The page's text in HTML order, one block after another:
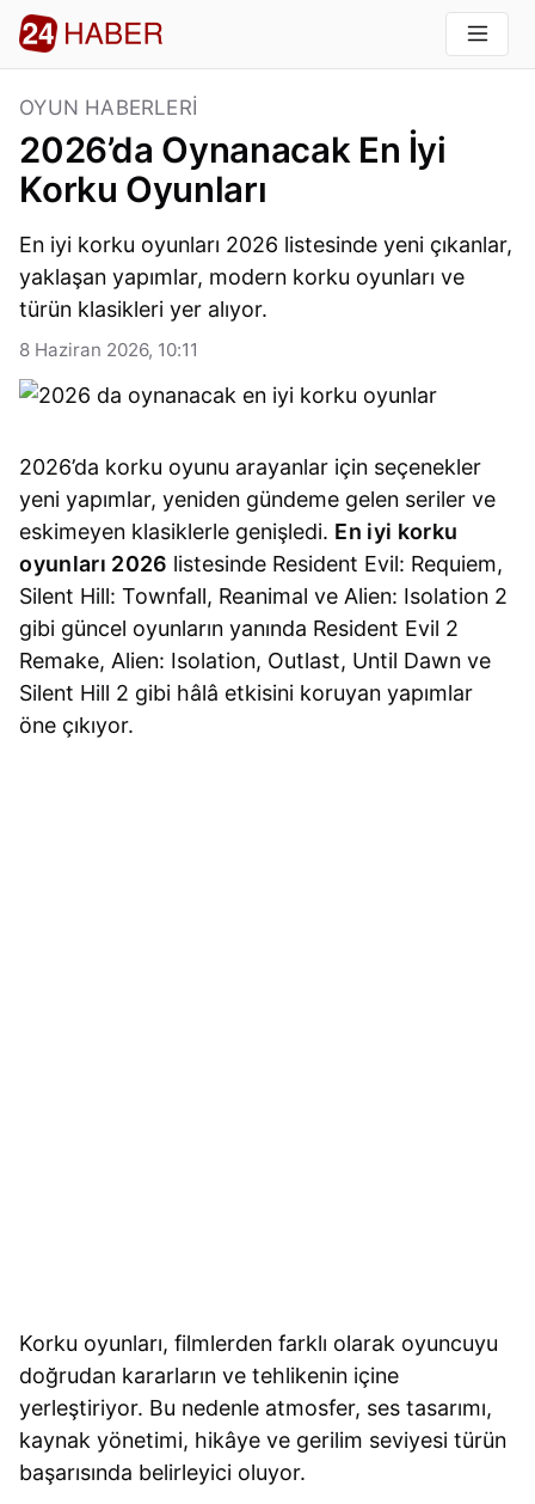
OYUN HABERLERI
2026’da Oynanacak En İyi
Korku Oyunları
En iyi korku oyunları 2026 listesinde yeni çıkanlar,
yaklaşan yapımlar, modern korku oyunları ve
türün klasikleri yer alıyor.
8 Haziran 2026, 10:11
2026’da korku oyunu arayanlar için seçenekler
yeni yapımlar, yeniden gündeme gelen seriler ve
eskimeyen klasiklerle genişledi. En iyi korku
oyunları 2026 listesinde Resident Evil: Requiem,
Silent Hill: Townfall, Reanimal ve Alien: Isolation 2
gibi güncel oyunların yanında Resident Evil 2
Remake, Alien: Isolation, Outlast, Until Dawn ve
Silent Hill 2 gibi hâlâ etkisini koruyan yapımlar
öne çıkıyor.
Korku oyunları, filmlerden farklı olarak oyuncuyu
doğrudan kararların ve tehlikenin içine
yerleştiriyor. Bu nedenle atmosfer, ses tasarımı,
kaynak yönetimi, hikâye ve gerilim seviyesi türün
başarısında belirleyici oluyor.